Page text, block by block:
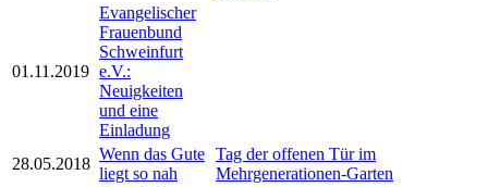
01.11.2019
Evangelischer
Frauenbund
Schweinfurt
e.V.:
Neuigkeiten
und eine
Einladung
28.05.2018
Wenn das Gute
liegt so nah
Tag der offenen Tür im
Mehrgenerationen-Garten